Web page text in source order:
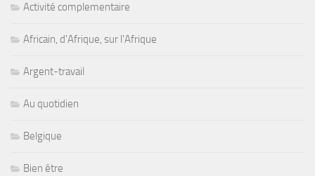
Activité complementaire
Africain, d'Afrique, sur l'Afrique
Argent-travail
Au quotidien
Belgique
Bien être